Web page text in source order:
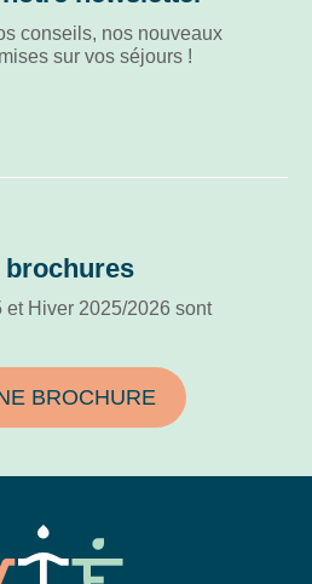
conseils, nos nouveaux
sur vos séjours !
brochures
et Hiver 2025/2026 sont
BROCHURE